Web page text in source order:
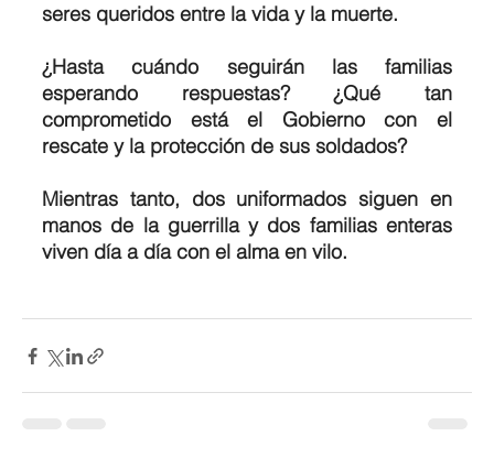
seres queridos entre la vida y la muerte.
¿Hasta cuándo seguirán las familias
esperando respuestas? ¿Qué tan
comprometido está el Gobierno con el
rescate y la protección de sus soldados?
Mientras tanto, dos uniformados siguen en
manos de la guerrilla y dos familias enteras
viven día a día con el alma en vilo.